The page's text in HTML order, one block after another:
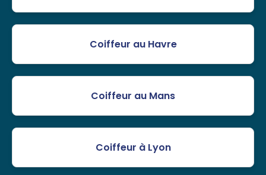
Coiffeur au Havre
Coiffeur au Mans
Coiffeur à Lyon